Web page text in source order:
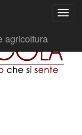
agricoltura